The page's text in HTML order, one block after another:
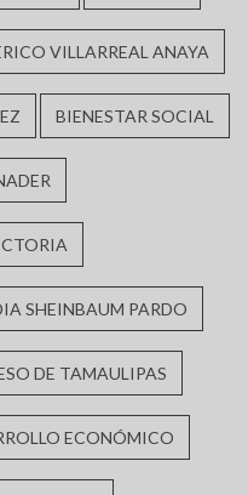
VILLARREAL ANAYA
BIENESTAR SOCIAL
SHEINBAUM PARDO
DE TAMAULIPAS
ECONÓMICO